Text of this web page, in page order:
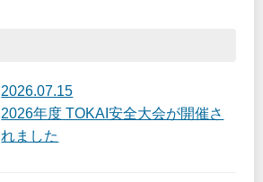
2026.07.15
2026年度 TOKAI安全大会が開催さ
れました